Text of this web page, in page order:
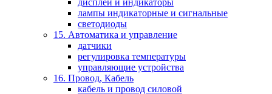
дисплеи и индикаторы
лампы индикаторные и сигнальные
светодиоды
15. Автоматика и управление
датчики
регулировка температуры
управляющие устройства
16. Провод, Кабель
кабель и провод силовой